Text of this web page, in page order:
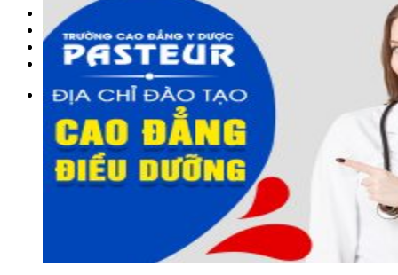
KỲ THI THPT QUỐC GIA
BLOG NGHỀ Y
KỸ NĂNG
TIN TỨC